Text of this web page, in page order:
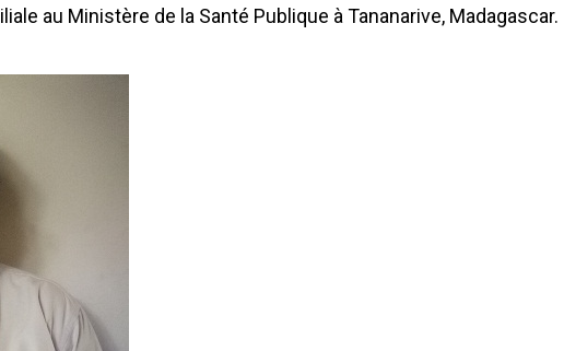
au Ministère de la Santé Publique à Tananarive, Madagascar.